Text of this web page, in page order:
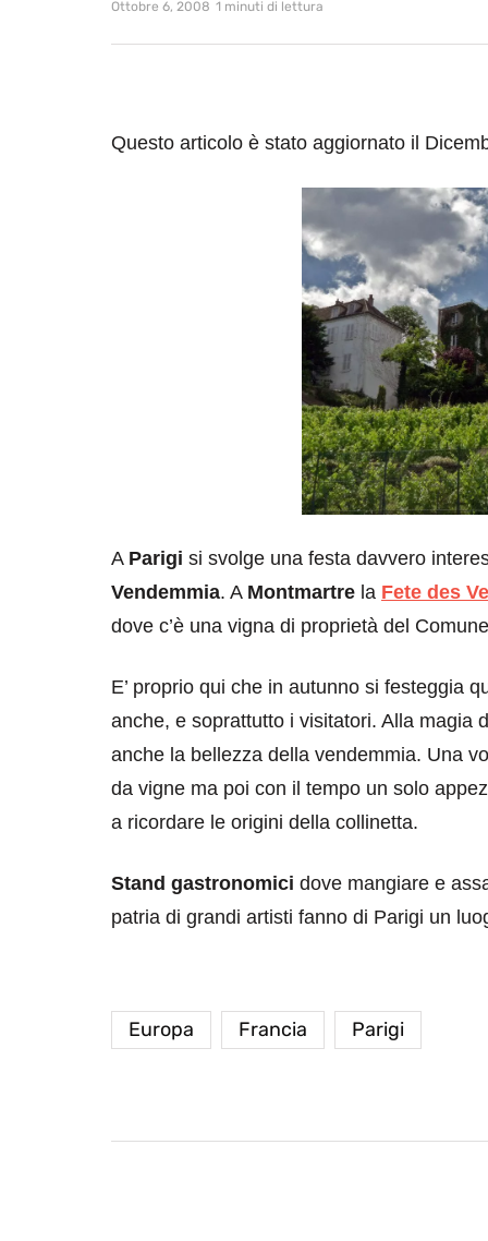
Ottobre 6, 2008 1 minuti di lettura
Questo articolo è stato aggiornato il
A Parigi si svolge una festa davvero
Vendemmia. A Montmartre la Fete des
dove c’è una vigna di proprietà del
E’ proprio qui che in autunno si festeggia
anche, e soprattutto i visitatori. Alla magia
anche la bellezza della vendemmia. Una
da vigne ma poi con il tempo un solo
a ricordare le origini della collinetta.
Stand gastronomici dove mangiare e
patria di grandi artisti fanno di Parigi un
Europa Francia Parigi